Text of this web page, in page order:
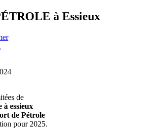
à Essieux
de
à essieux
de Pétrole
pour 2025.